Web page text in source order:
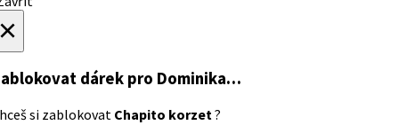
dárek pro Dominika…
si zablokovat Chapito korzet?